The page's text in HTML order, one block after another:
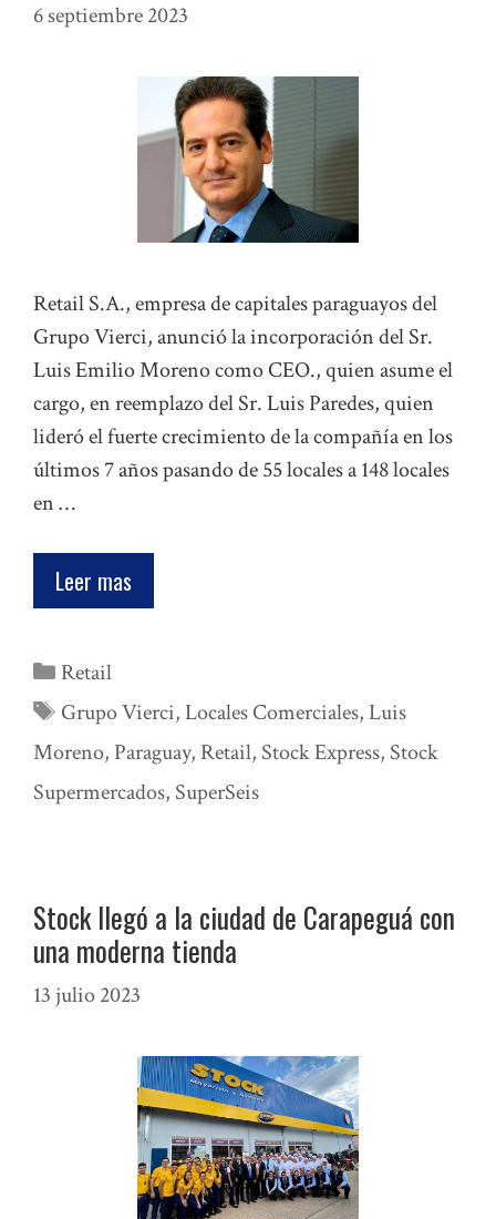
6 septiembre 2023
Retail S.A., empresa de capitales paraguayos del
Grupo Vierci, anunció la incorporación del Sr.
Luis Emilio Moreno como CEO., quien asume el
cargo, en reemplazo del Sr. Luis Paredes, quien
lideró el fuerte crecimiento de la compañía en los
últimos 7 años pasando de 55 locales a 148 locales
en …
Leer mas
Categorías
Retail
Etiquetas
Grupo Vierci,Locales Comerciales,Luis
Moreno, Paraguay, Retail, Stock Express, Stock
Supermercados, SuperSeis
Stock llegó a la ciudad de Carapeguá con
una moderna tienda
13 julio 2023